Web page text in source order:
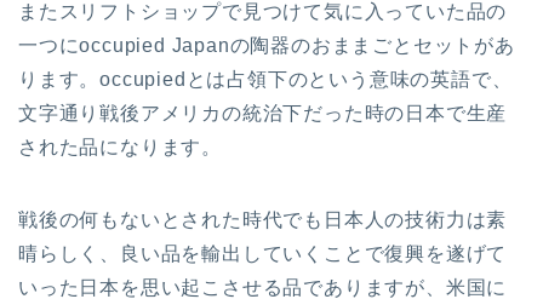
またスリフトショップで見つけて気に入っていた品の
一つにoccupied Japanの陶器のおままごとセットがあ
ります。occupiedとは占領下のという意味の英語で、
文字通り戦後アメリカの統治下だった時の日本で生産
された品になります。
戦後の何もないとされた時代でも日本人の技術力は素
晴らしく、良い品を輸出していくことで復興を遂げて
いった日本を思い起こさせる品でありますが、米国に